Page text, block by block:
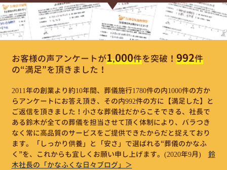
お客様の声アンケートが1,000件を突破！ 992件
の“満足”を頂きました！
2011年の創業より約10年間、葬儀施行1780件の内1000件の方か
らアンケートにお答え頂き、その内992件の方に【満足した】と
ご返信を頂きました！小さな葬儀社だからこそできる、社長で
ある鈴木が全ての葬儀を担当させて頂く体制により、バラつき
なく常に高品質のサービスをご提供できたからだと捉えており
ます。「しっかり供養」と「安さ」で選ばれる“葬儀のかなふ
く”を、これからも宜しくお願い申し上げます。 (2020年9月)
鈴
木社長の「かなふくな日々ブログ」＞